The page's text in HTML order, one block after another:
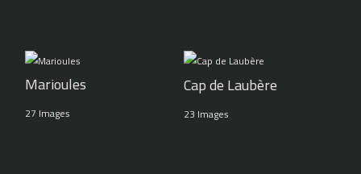
Marioules
27 Images
Cap de Laubère
23 Images